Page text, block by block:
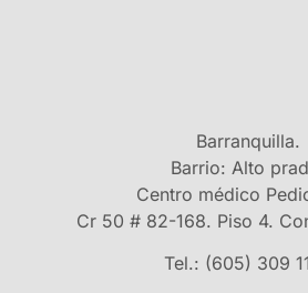
Barranquilla.
Barrio: Alto
Centro médico
Cr 50 # 82-168. Piso 4.
Tel.: (605) 309